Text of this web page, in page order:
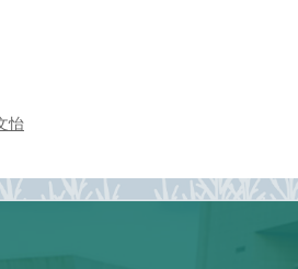
怡